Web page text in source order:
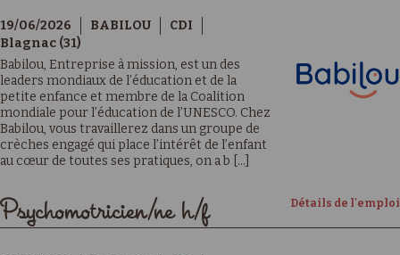
19/06/2026 BABILOU
CDI
Blagnac (31)
Babilou, Entreprise à mission, est un des
leaders mondiaux de l’éducation et de la
petite enfance et membre de la Coalition
mondiale pour l’éducation de l’UNESCO. Chez
Babilou, vous travaillerez dans un groupe de
crèches engagé qui place l’intérêt de l’enfant
au cœur de toutes ses pratiques, on a b [...]
Détails de l'emploi
Psychomotricien/ne h/f